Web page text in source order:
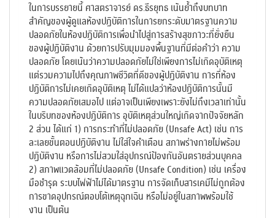
ในการบรรยายนี้ ศาสตราจารย์ ดร.ธีรยุทธ เน้นย้ำถึงบทบาท
สำคัญของผู้ดูแลห้องปฏิบัติการในการยกระดับมาตรฐานความ
ปลอดภัยในห้องปฏิบัติการเพื่อนำไปสู่การสร้างสุขภาวะที่ยั่งยืน
ของผู้ปฏิบัติงาน ด้วยการปรับมุมมองพื้นฐานที่มีต่อคำว่า ความ
ปลอดภัย โดยเน้นว่าความปลอดภัยไม่ใช่เพียงการไม่เกิดอุบัติเหตุ
แต่รวมความไปถึงคุณภาพชีวิตที่ดีของผู้ปฏิบัติงาน การที่ห้อง
ปฏิบัติการไม่เคยเกิดอุบัติเหตุ ไม่ได้แปลว่าห้องปฏิบัติการนั้นมี
ความปลอดภัยเสมอไป แต่อาจเป็นเพียงเพราะยังไม่ถึงเวลาเท่านั้น
ในบริบทของห้องปฏิบัติการ อุบัติเหตุส่วนใหญ่เกิดจากปัจจัยหลัก
2 ส่วน ได้แก่ 1) การกระทำที่ไม่ปลอดภัย (Unsafe Act) เช่น การ
ละเลยขั้นตอนปฏิบัติงาน ไม่ใส่ใจคำเตือน สภาพร่างกายไม่พร้อม
ปฏิบัติงาน หรือการไม่สวมใส่อุปกรณ์ป้องกันอันตรายส่วนบุคคล
2) สภาพแวดล้อมที่ไม่ปลอดภัย (Unsafe Condition) เช่น เครื่อง
มือชำรุด ระบบไฟฟ้าไม่ได้มาตรฐาน การจัดเก็บสารเคมีไม่ถูกต้อง
การขาดอุปกรณ์ตอบโต้เหตุฉุกเฉิน หรือไม่อยู่ในสภาพพร้อมใช้
งาน เป็นต้น